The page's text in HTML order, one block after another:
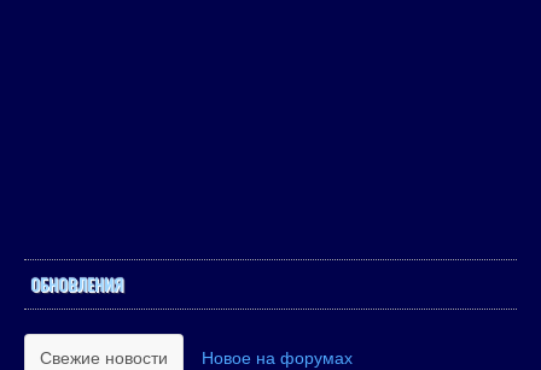
ОБНОВЛЕНИЯ
Свежие новости Новое на форумах